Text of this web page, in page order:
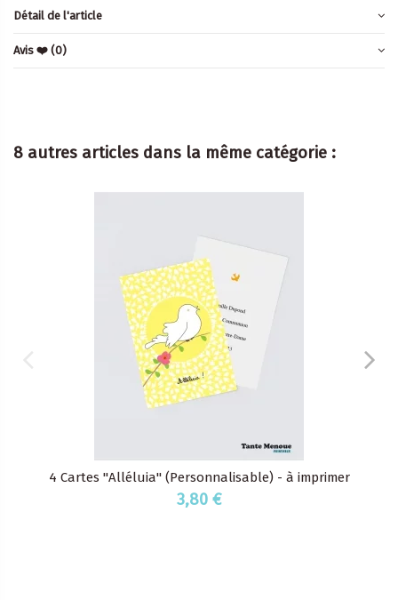
Détail de l'article
Avis ❤️ (0)
8 autres articles dans la même catégorie :
4 Cartes "Alléluia" (Personnalisable) - à imprimer
3,80 €